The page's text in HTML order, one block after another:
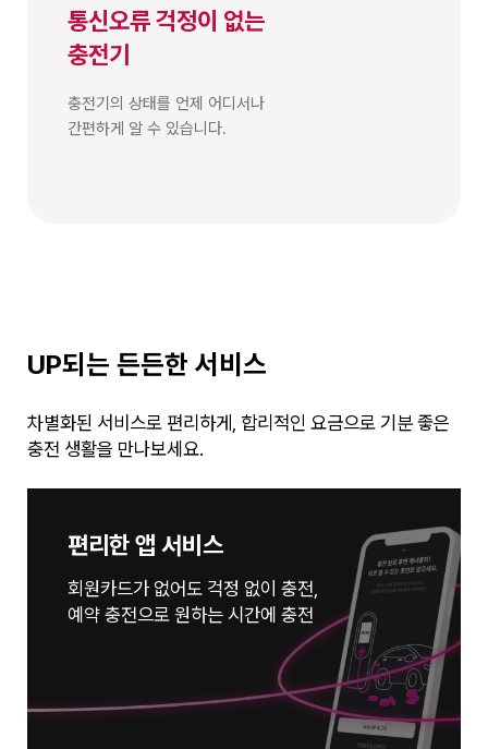
통신오류 걱정이 없는
충전기
충전기의 상태를 언제 어디서나
간편하게 알 수 있습니다.
UP되는 든든한 서비스
차별화된 서비스로 편리하게, 합리적인 요금으로 기분 좋은
충전 생활을 만나보세요.
편리한 앱 서비스
회원카드가 없어도 걱정 없이 충전,
예약 충전으로 원하는 시간에 충전